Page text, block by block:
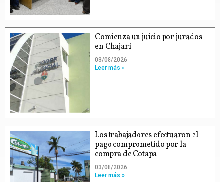
Comienza un juicio por jurados
en Chajarí
03/08/2026
Leer más »
Los trabajadores efectuaron el
pago comprometido por la
compra de Cotapa
03/08/2026
Leer más »